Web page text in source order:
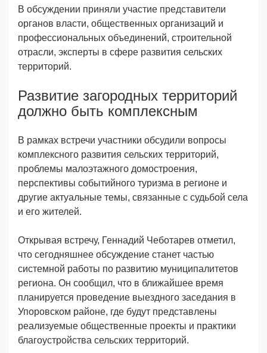
В обсуждении приняли участие представители
органов власти, общественных организаций и
профессиональных объединений, строительной
отрасли, эксперты в сфере развития сельских
территорий.
Развитие загородных территорий
должно быть комплексным
В рамках встречи участники обсудили вопросы
комплексного развития сельских территорий,
проблемы малоэтажного домостроения,
перспективы событийного туризма в регионе и
другие актуальные темы, связанные с судьбой села
и его жителей.
Открывая встречу, Геннадий Чеботарев отметил,
что сегодняшнее обсуждение станет частью
системной работы по развитию муниципалитетов
региона. Он сообщил, что в ближайшее время
планируется проведение выездного заседания в
Упоровском районе, где будут представлены
реализуемые общественные проекты и практики
благоустройства сельских территорий.